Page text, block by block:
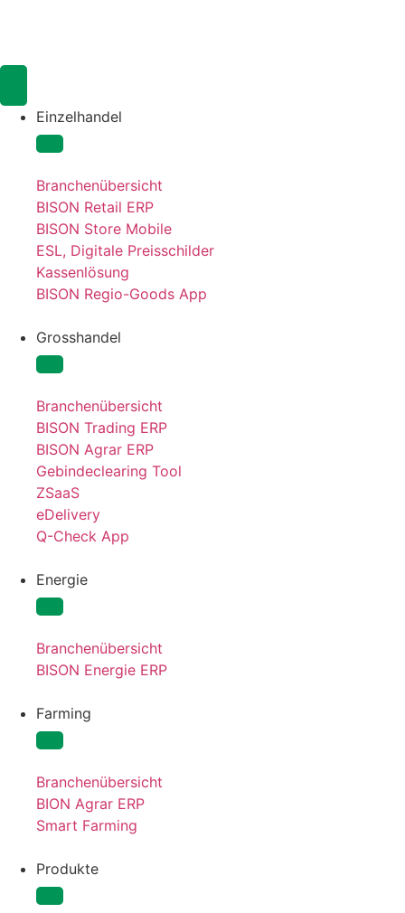
Einzelhandel
Branchenübersicht
BISON Retail ERP
BISON Store Mobile
ESL, Digitale Preisschilder
Kassenlösung
BISON Regio-Goods App
Grosshandel
Branchenübersicht
BISON Trading ERP
BISON Agrar ERP
Gebindeclearing Tool
ZSaaS
eDelivery
Q-Check App
Energie
Branchenübersicht
BISON Energie ERP
Farming
Branchenübersicht
BION Agrar ERP
Smart Farming
Produkte